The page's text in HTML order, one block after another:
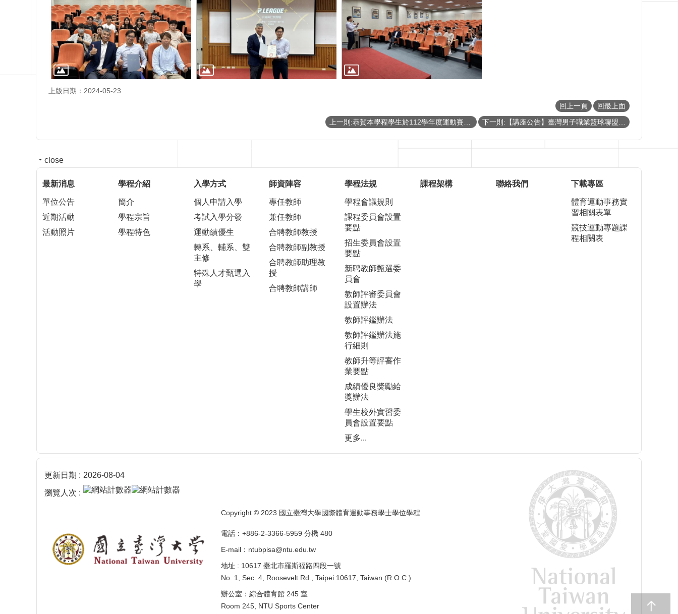
上版日期：2024-05-23
回上一頁
回最上面
close
最新消息
單位公告
近期活動
活動照片
學程介紹
簡介
學程宗旨
學程特色
入學方式
個人申請入學
考試入學分發
運動績優生
轉系、輔系、雙
主修
特殊人才甄選入
學
師資陣容
專任教師
兼任教師
合聘教師教授
合聘教師副教授
合聘教師助理教
授
合聘教師講師
學程法規
學程會議規則
課程委員會設置
要點
招生委員會設置
要點
新聘教師甄選委
員會
教師評審委員會
設置辦法
教師評鑑辦法
教師評鑑辦法施
行細則
教師升等評審作
業要點
成績優良獎勵給
獎辦法
學生校外實習委
員會設置要點
更多...
課程架構 聯絡我們 下載專區
體育運動事務實
習相關表單
競技運動專題課
程相關表
更新日期 2026-08-04
瀏覽人次
Copyright © 2023 國立臺灣大學國際體育運動事務學士學位學程
電話：+886-2-3366-5959 分機 480
E-mail：ntubpisa@ntu.edu.tw
地址 : 10617 臺北市羅斯福路四段一號
No. 1, Sec. 4, Roosevelt Rd., Taipei 10617, Taiwan (R.O.C.)
辦公室：綜合體育館 245 室
Room 245, NTU Sports Center